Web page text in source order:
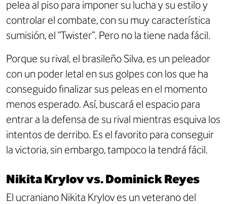
pelea al piso para imponer su lucha y su estilo y
controlar el combate, con su muy característica
sumisión, el “Twister”. Pero no la tiene nada fácil.
Porque su rival, el brasileño Silva, es un peleador
con un poder letal en sus golpes con los que ha
conseguido finalizar sus peleas en el momento
menos esperado. Así, buscará el espacio para
entrar a la defensa de su rival mientras esquiva los
intentos de derribo. Es el favorito para conseguir
la victoria, sin embargo, tampoco la tendrá fácil.
Nikita Krylov vs. Dominick Reyes
El ucraniano Nikita Krylov es un veterano del